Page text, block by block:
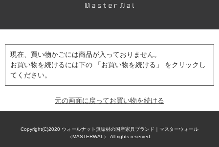
現在、買い物かごには商品が入っておりません。
お買い物を続けるには下の 「お買い物を続ける」 をクリックし
てください。
元の画面に戻ってお買い物を続ける
Copyright(C)2020 ウォールナット無垢材の国産家具ブランド｜マスターウォール
（MASTERWAL） All rights reserved.